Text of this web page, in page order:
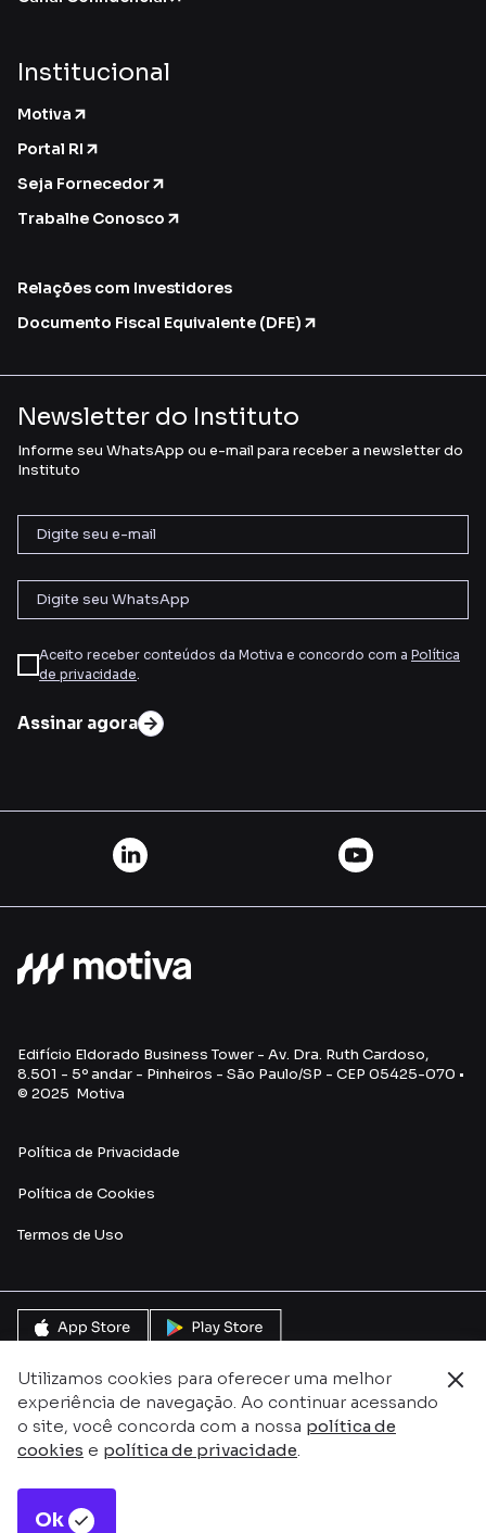
Utilizamos cookies para oferecer uma melhor
experiência de navegação. Ao continuar acessando
o site, você concorda com a nossa política de
cookies e política de privacidade.
Ok
Institucional
Motiva
Portal RI
Seja Fornecedor
Trabalhe Conosco
Relações com Investidores
Documento Fiscal Equivalente (DFE)
Newsletter do Instituto
Informe seu WhatsApp ou e-mail para receber a newsletter do
Instituto
Aceito receber conteúdos da Motiva e concordo com a Política
de privacidade.
Assinar agora
Edifício Eldorado Business Tower - Av. Dra. Ruth Cardoso,
8.501 - 5º andar - Pinheiros - São Paulo/SP - CEP 05425-070 •
© 2025 Motiva
Política de Privacidade
Política de Cookies
Termos de Uso